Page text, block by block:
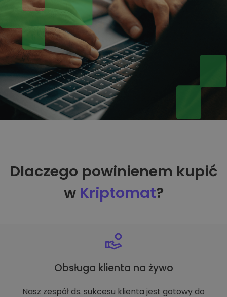
Dlaczego powinienem kupić
w Kriptomat?
Obsługa klienta na żywo
Nasz zespół ds. sukcesu klienta jest gotowy do